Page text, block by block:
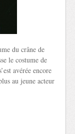
du crâne de
le costume de
avérée encore
au jeune acteur